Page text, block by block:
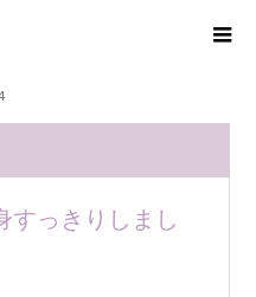
すっきりしまし